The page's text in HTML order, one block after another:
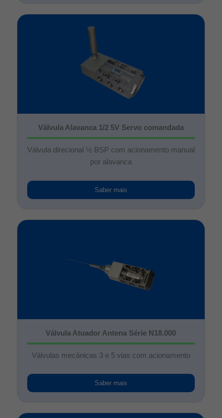
Válvula Alavanca 1/2 5V Servo comandada
Válvula direcional ½ BSP com acionamento manual
por alavanca
Saber mais
Válvula Atuador Antena Série N18.000
Válvulas mecânicas 3 e 5 vias com acionamento
Saber mais